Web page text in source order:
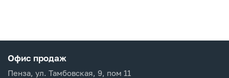
Офис продаж
Пенза, ул. Тамбовская, 9, пом 11